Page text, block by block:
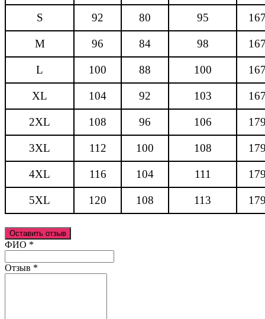
S 92 80 95
M 96 84 98
L 100 88 100
XL 104 92 103
2XL 108 96 106
3XL 112 100 108
4XL 116 104 111
5XL 120 108 113
Оставить отзыв
Ваш отзыв был отправлен!
ФИО *
Отзыв *